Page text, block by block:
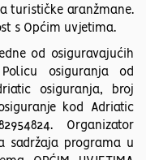
turističke aranžmane.
s Općim uvjetima.
od osiguravajućih
osiguranja od
osiguranja, broj
kod Adriatic
Organizator
sadržaja programa u